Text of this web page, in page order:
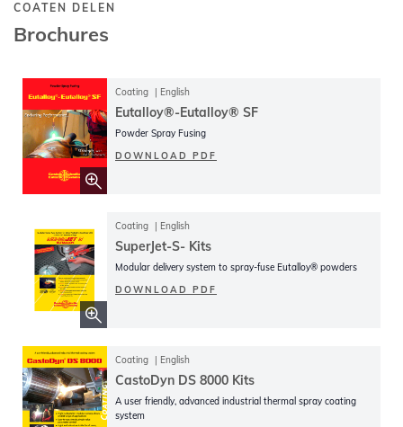
COATEN DELEN
Brochures
Coating English
Eutalloy®-Eutalloy® SF
Powder Spray Fusing
DOWNLOAD PDF
Coating English
SuperJet-S- Kits
Modular delivery system to spray-fuse Eutalloy® powders
DOWNLOAD PDF
Coating English
CastoDyn DS 8000 Kits
A user friendly, advanced industrial thermal spray coating
system